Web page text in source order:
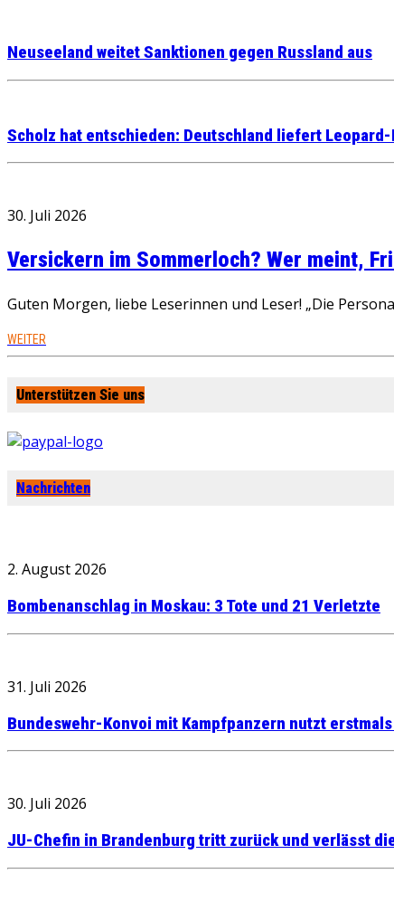
Neuseeland weitet Sanktionen gegen Russland aus
Scholz hat entschieden: Deutschland liefert
30. Juli 2026
Versickern im Sommerloch? Wer meint,
Guten Morgen, liebe Leserinnen und Leser! „Die
WEITER
Unterstützen Sie uns
Nachrichten
2. August 2026
Bombenanschlag in Moskau: 3 Tote und 21 Verletzte
31. Juli 2026
Bundeswehr-Konvoi mit Kampfpanzern nutzt
30. Juli 2026
JU-Chefin in Brandenburg tritt zurück und verlässt die